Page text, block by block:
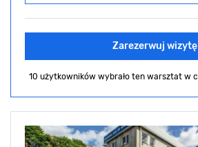
Zarezerwuj wizytę
10 użytkowników wybrało ten warsztat w